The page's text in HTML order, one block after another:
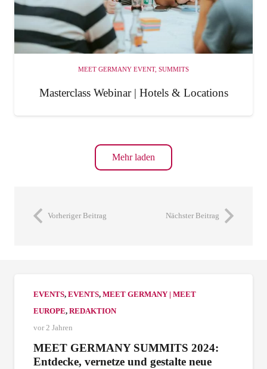
MEET GERMANY EVENT, SUMMITS
Masterclass Webinar | Hotels & Locations
Mehr laden
Vorheriger Beitrag Nächster Beitrag
EVENTS, EVENTS, MEET GERMANY | MEET
EUROPE, REDAKTION
vor 2 Jahren
MEET GERMANY SUMMITS 2024:
Entdecke, vernetze und gestalte neue